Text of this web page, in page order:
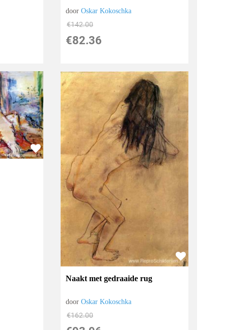
doorOskar Kokoschka
€142.00
€82.36
Naakt met gedraaide rug
doorOskar Kokoschka
€162.00